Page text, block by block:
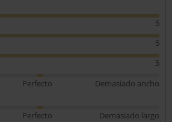
5
5
5
Perfecto
Demasiado ancho
Perfecto Demasiado largo